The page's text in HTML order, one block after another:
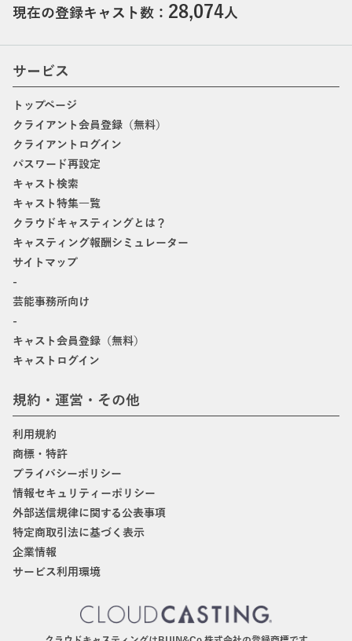
現在の登録キャスト数： 28,074人
サービス
トップページ
クライアント会員登録（無料）
クライアントログイン
パスワード再設定
キャスト検索
キャスト特集一覧
クラウドキャスティングとは？
キャスティング報酬シミュレーター
サイトマップ
-
芸能事務所向け
-
キャスト会員登録（無料）
キャストログイン
規約・運営・その他
利用規約
商標・特許
プライバシーポリシー
情報セキュリティーポリシー
外部送信規律に関する公表事項
特定商取引法に基づく表示
企業情報
サービス利用環境